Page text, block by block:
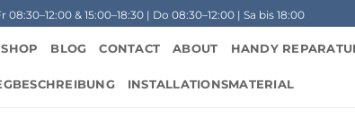
08:30–12:00 & 15:00–18:30 | Do 08:30–12:00 | Sa bis 18:00
SHOP BLOG CONTACT ABOUT HANDY
INSTALLATIONSMATERIAL